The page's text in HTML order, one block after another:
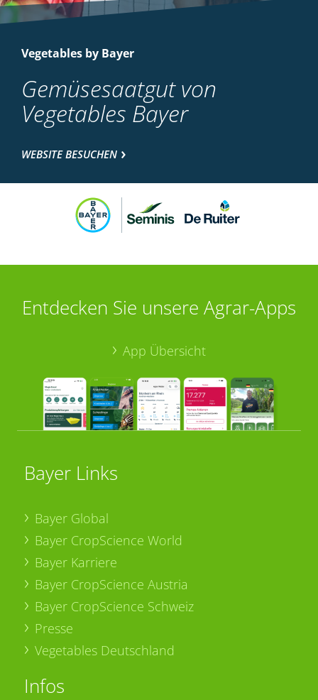
Vegetables by Bayer
Gemüsesaatgut von
Vegetables Bayer
WEBSITE BESUCHEN
Entdecken Sie unsere Agrar-Apps
App Übersicht
Bayer Links
Bayer Global
Bayer CropScience World
Bayer Karriere
Bayer CropScience Austria
Bayer CropScience Schweiz
Presse
Vegetables Deutschland
Infos